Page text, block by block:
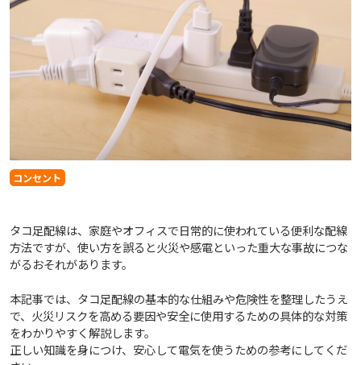
コンセント
タコ足配線は、家庭やオフィスで日常的に使われている便利な配線
方法ですが、使い方を誤ると火災や感電といった重大な事故につな
がるおそれがあります。
本記事では、タコ足配線の基本的な仕組みや危険性を整理したうえ
で、火災リスクを高める要因や安全に使用するための具体的な対策
をわかりやすく解説します。
正しい知識を身につけ、安心して電気を使うための参考にしてくだ